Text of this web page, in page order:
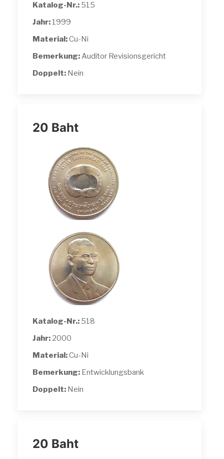
Katalog-Nr.: 515
Jahr: 1999
Material:Cu-Ni
Bemerkung:Auditor Revisionsgericht
Doppelt: Nein
20 Baht
Katalog-Nr.: 518
Jahr: 2000
Material:Cu-Ni
Bemerkung: Entwicklungsbank
Doppelt: Nein
20 Baht